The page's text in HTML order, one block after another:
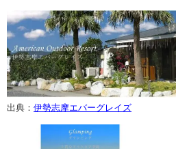
出典： 伊勢志摩エバーグレイズ